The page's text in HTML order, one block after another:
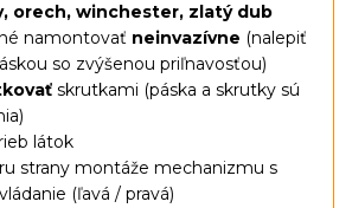
orech, winchester, zlatý dub
namontovať neinvazívne (nalepiť
so zvýšenou priľnavosťou)
skrutkami (páska a skrutky sú
látok
strany montáže mechanizmu s
(ľavá / pravá)